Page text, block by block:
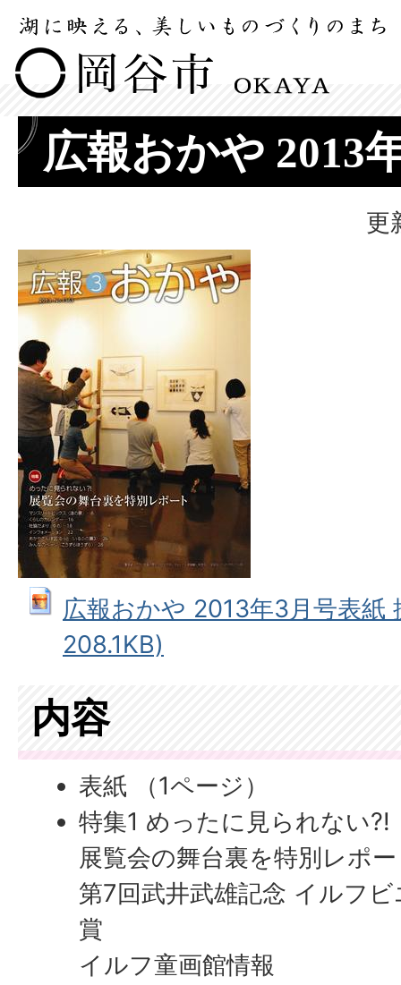
広報おかや 2013
更
広報おかや 2013年3月号表紙
208.1KB)
内容
表紙 （1ページ）
特集1 めったに見られない?!
展覧会の舞台裏を特別レポ
第7回武井武雄記念 イルフ
賞
イルフ童画館情報